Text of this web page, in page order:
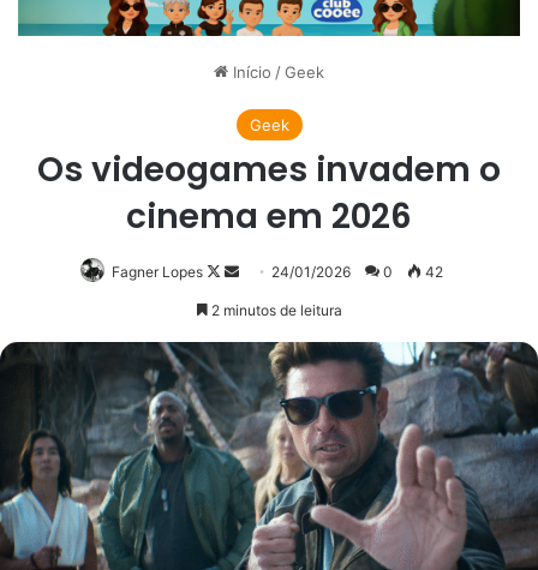
Início /Geek
Geek
Os videogames invadem o
cinema em 2026
Fagner Lopes
Follow
Mande24/01/2026 0 42
2 minutos de leitura